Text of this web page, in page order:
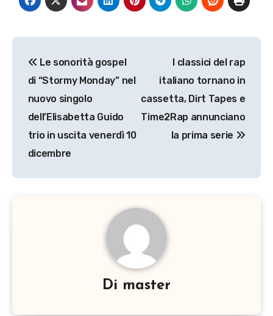
articoli
Le sonorità gospel
di “Stormy Monday” nel
nuovo singolo
dell’Elisabetta Guido
trio in uscita venerdì 10
dicembre
I classici del rap
italiano tornano in
cassetta, Dirt Tapes e
Time2Rap annunciano
la prima serie
Di master